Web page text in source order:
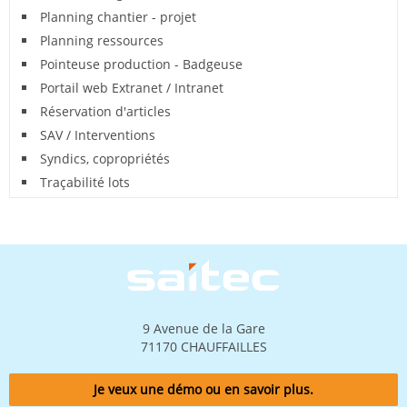
Planning chantier - projet
Planning ressources
Pointeuse production - Badgeuse
Portail web Extranet / Intranet
Réservation d'articles
SAV / Interventions
Syndics, copropriétés
Traçabilité lots
9 Avenue de la Gare
71170 CHAUFFAILLES
Je veux une démo ou en savoir plus.